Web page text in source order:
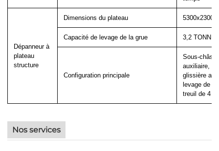
Dépanneur à
plateau
structure
Dimensions du plateau 5300x2300
Capacité de levage de la grue 3,2
Configuration principale
Sous-
auxiliaire,
glissière
levage de 4
treuil de 4
Nos services